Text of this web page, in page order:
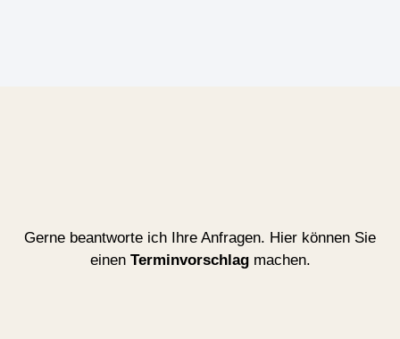
Gerne beantworte ich Ihre Anfragen. Hier können Sie
einen Terminvorschlagmachen.